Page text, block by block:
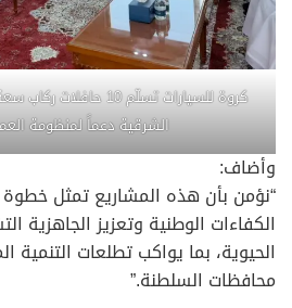
الشرقية دعماً لمنظومة
وأضاف:
“نؤمن بأن هذه المشاريع تمثل
الكفاءات الوطنية وتعزيز الجاهزية
الحيوية، بما يواكب تطلعات
محافظات السلطنة.”